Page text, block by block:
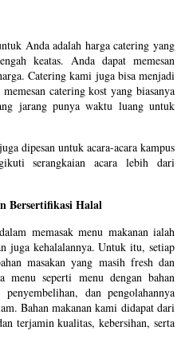
Anda adalah harga catering yang
keatas. Anda dapat memesan
Catering kami juga bisa menjadi
catering kost yang biasanya
jarang punya waktu luang untuk
dipesan untuk acara-acara kampus
serangkaian acara lebih dari
Bersertifikasi Halal
memasak menu makanan ialah
juga kehalalannya. Untuk itu, setiap
masakan yang masih fresh dan
menu seperti menu dengan bahan
dan pengolahannya
Bahan makanan kami didapat dari
terjamin kualitas, kebersihan, serta